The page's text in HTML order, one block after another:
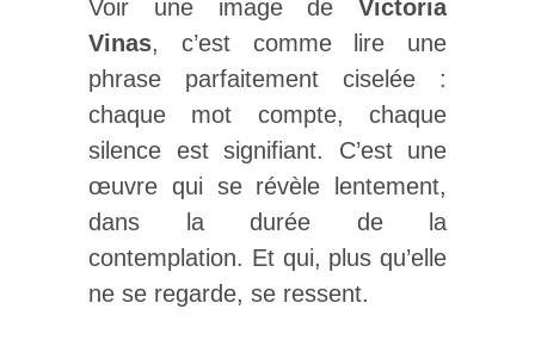
Voir une image de Victoria
Vinas, c’est comme lire une
phrase parfaitement ciselée :
chaque mot compte, chaque
silence est signifiant. C’est une
œuvre qui se révèle lentement,
dans la durée de la
contemplation. Et qui, plus qu’elle
ne se regarde, se ressent.